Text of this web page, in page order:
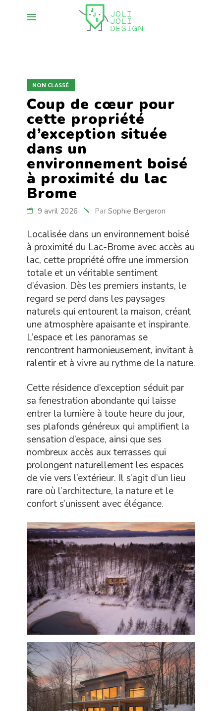
NON CLASSÉ
Coup de cœur pour
cette propriété
d’exception située
dans un
environnement boisé
à proximité du lac
Brome
9 avril 2026 Par Sophie Bergeron
Localisée dans un environnement boisé
à proximité du Lac-Brome avec accès au
lac, cette propriété offre une immersion
totale et un véritable sentiment
d’évasion. Dès les premiers instants, le
regard se perd dans les paysages
naturels qui entourent la maison, créant
une atmosphère apaisante et inspirante.
L’espace et les panoramas se
rencontrent harmonieusement, invitant à
ralentir et à vivre au rythme de la nature.
Cette résidence d’exception séduit par
sa fenestration abondante qui laisse
entrer la lumière à toute heure du jour,
ses plafonds généreux qui amplifient la
sensation d’espace, ainsi que ses
nombreux accès aux terrasses qui
prolongent naturellement les espaces
de vie vers l’extérieur. Il s’agit d’un lieu
rare où l’architecture, la nature et le
confort s’unissent avec élégance.